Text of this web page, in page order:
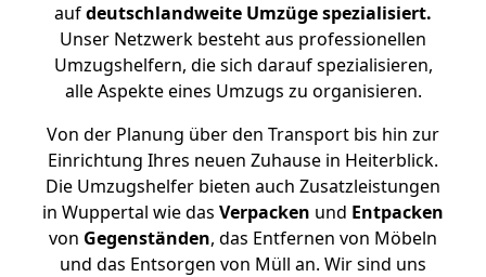
aufdeutschlandweite Umzüge spezialisiert.
Unser Netzwerk besteht aus professionellen
Umzugshelfern, die sich darauf spezialisieren,
alle Aspekte eines Umzugs zu organisieren.
Von der Planung über den Transport bis hin zur
Einrichtung Ihres neuen Zuhause in Heiterblick.
Die Umzugshelfer bieten auch Zusatzleistungen
in Wuppertal wie das Verpacken und Entpacken
von Gegenständen, das Entfernen von Möbeln
und das Entsorgen von Müll an. Wir sind uns